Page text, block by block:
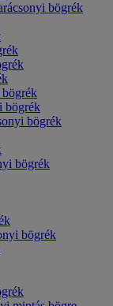
bögrék
bögrék
bögrék
bögrék
bögrék